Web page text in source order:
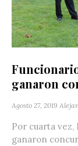
ganaron
Agosto 27, 2019
Por cuarta vez,
ganaron